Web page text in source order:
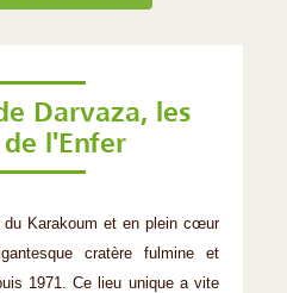
Darvaza, les
l'Enfer
Karakoum et en plein cœur
cratère fulmine et
1971. Ce lieu unique a vite